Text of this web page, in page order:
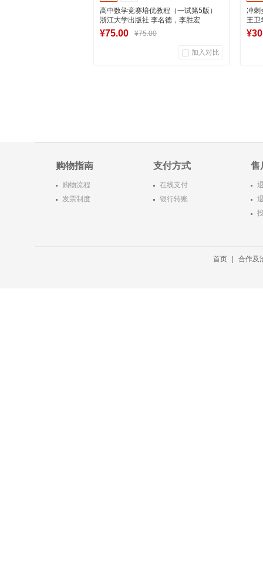
高中数学竞赛培优教程（一试第5版）
浙江大学出版社 李名德，李胜宏
¥75.00 ¥75.00
加入对比
冲刺
王卫
辑部
购物指南
购物流程
发票制度
支付方式
在线支付
银行转账
售
首页 合作及